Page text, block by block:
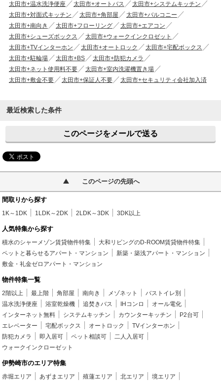
太田市+温水洗浄便座
太田市+オートバス
太田市+システムキッチン
太田市+対面式キッチン
太田市+角部屋
太田市+バルコニー
太田市+南向き
太田市+フローリング
太田市+エアコン
太田市+シューズボックス
太田市+ウォークインクロゼット
太田市+TVインターホン
太田市+オートロック
太田市+宅配ボックス
太田市+駐輪場
太田市+BS
太田市+防犯カメラ
太田市+ネット使用料不要
太田市+室内洗濯機置き場
太田市+敷金不要
太田市+保証人不要 太田市+セキュリティ会社加入済
最近検索した条件
このページをメールで送る
このページの先頭へ
間取りから探す
1K～1DK 1LDK～2DK 2LDK～3DK 3DK以上
人気特集から探す
積水のシャーメゾン賃貸物件特集
大和リビングのD-ROOM賃貸物件特集
ペットと暮らせるアパート・マンション
新築・築浅アパート・マンション
敷金・礼金ゼロアパート・マンション
物件特集一覧
2階以上 最上階 角部屋 南向き メゾネット
バストイレ別
温水洗浄便座
浴室乾燥機 追焚きバス IHコンロ
オール電化
インターネット無料
システムキッチン カウンターキッチン
P2台可
エレベーター
宅配ボックス オートロック
TVインターホン
防犯カメラ
即入居可 ペット相談可
二人入居可
ウォークインクローゼット
伊勢崎市のエリア特集
赤堀エリア あずまエリア 殖蓮エリア 北エリア
境エリア